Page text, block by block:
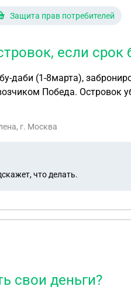
Защита прав потребителей
если
даби (1-8марта),
Победа. Островок
обещая денег...
г. Москва
что делать.
свои деньги?